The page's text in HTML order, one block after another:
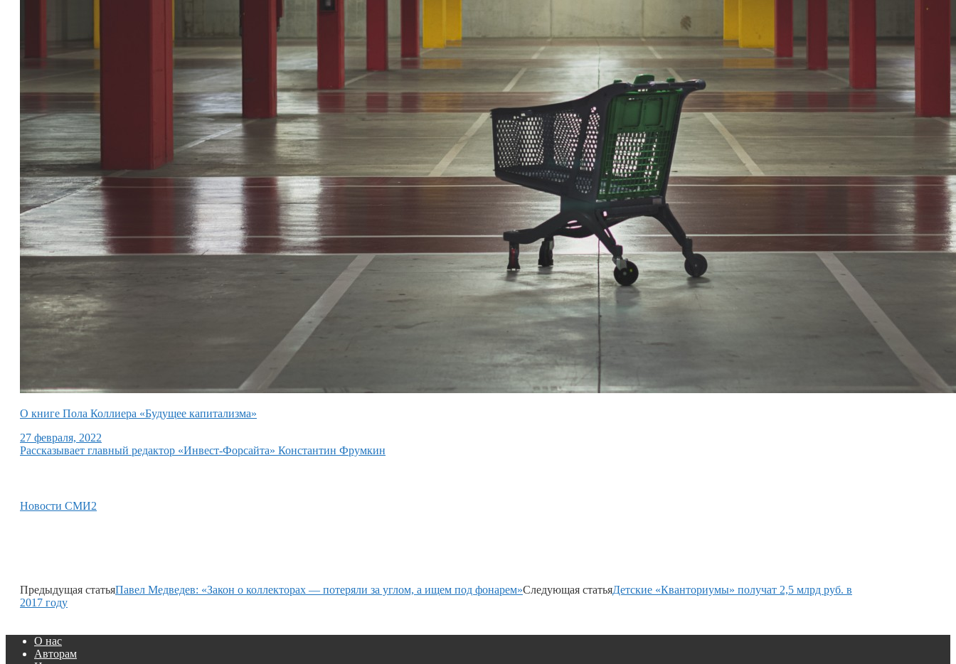
О книге Пола Коллиера «Будущее капитализма»
27 февраля, 2022
Рассказывает главный редактор «Инвест-Форсайта» Константин Фрумкин
Новости СМИ2
Предыдущая статьяПавел Медведев: «Закон о коллекторах — потеряли за углом, а ищем под фонарем»Следующая статьяДетские «Кванториумы» получат 2,5 млрд руб. в
2017 году
О нас
Авторам